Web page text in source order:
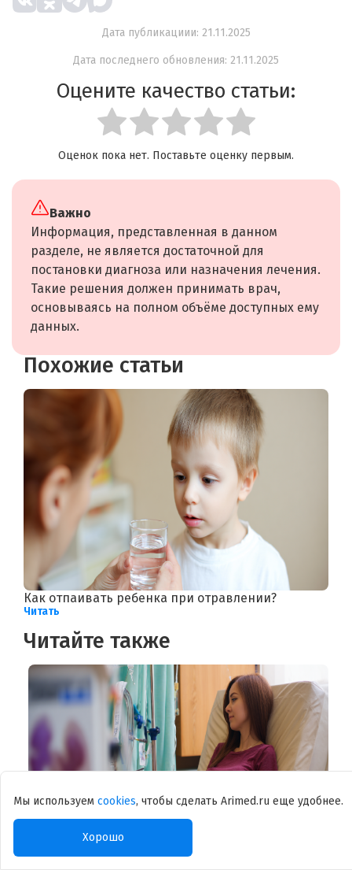
Дата публикациии: 21.11.2025
Дата последнего обновления: 21.11.2025
Оцените качество статьи:
Оценок пока нет. Поставьте оценку первым.
Важно
Информация, представленная в данном
разделе, не является достаточной для
постановки диагноза или назначения лечения.
Такие решения должен принимать врач,
основываясь на полном объёме доступных ему
данных.
Похожие статьи
Как отпаивать ребенка при отравлении?
Читать
Читайте также
Мы используем cookies, чтобы сделать Arimed.ru еще удобнее.
Хорошо